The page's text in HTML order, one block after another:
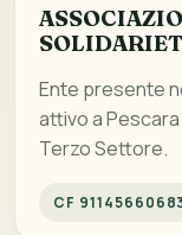
Ente presente
attivo a
Terzo Settore.
CF